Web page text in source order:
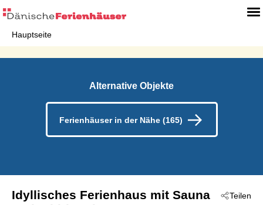
Hauptseite
Alternative Objekte
Ferienhäuser in der Nähe (165)
Teilen
Idyllisches Ferienhaus mit Sauna